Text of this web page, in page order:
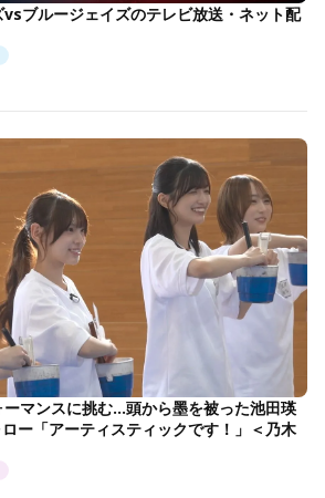
vsブルージェイズのテレビ放送・ネット配
ーマンスに挑む…頭から墨を被った池田瑛
ー「アーティスティックです！」＜乃木